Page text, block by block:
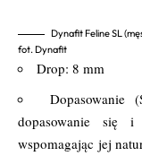
Dynafit Feline SL
fot. Dynafit
Drop: 8 mm
Dopasowanie
dopasowanie się i
wspomagając jej